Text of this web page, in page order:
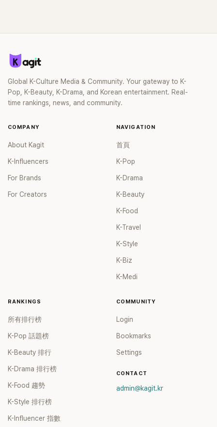
Global K-Culture Media & Community. Your gateway to K-
Pop, K-Beauty, K-Drama, and Korean entertainment. Real-
time rankings, news, and community.
COMPANY
About Kagit
K-Influencers
For Brands
For Creators
NAVIGATION
首頁
K-Pop
K-Drama
K-Beauty
K-Food
K-Travel
K-Style
K-Biz
K-Medi
RANKINGS
所有排行榜
K-Pop 話題榜
K-Beauty 排行
K-Drama 排行榜
K-Food 趨勢
K-Style 排行榜
K-Influencer 指數
COMMUNITY
Login
Bookmarks
Settings
CONTACT
admin@kagit.kr